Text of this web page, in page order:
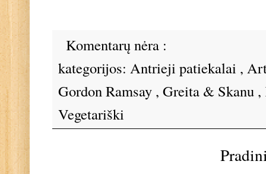
Komentarų nėra :
kategorijos: Antrieji patiekalai ,
Gordon Ramsay , Greita & Skanu ,
Vegetariški